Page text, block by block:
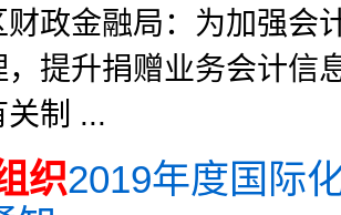
财政金融局：为加强会
，提升捐赠业务会计信
关制 ...
织2019年度国际